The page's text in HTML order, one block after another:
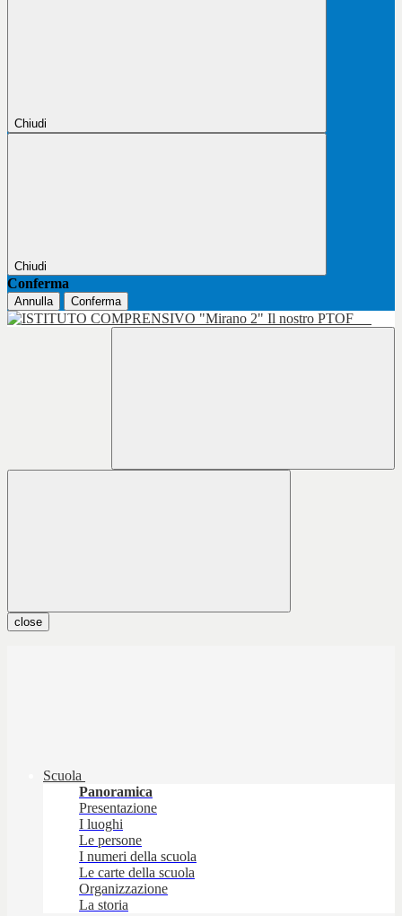
Chiudi
Chiudi
Conferma
Annulla Conferma
Il nostro PTOF
close
Scuola
Panoramica
Presentazione
I luoghi
Le persone
I numeri della scuola
Le carte della scuola
Organizzazione
La storia